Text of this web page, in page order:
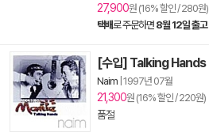
27,900원 (16% 할인 / 280원)
택배로 주문하면 8월 12일 출고
[수입] Talking Hands
Naim 1997년 07월
21,300원 (16% 할인 / 220원)
품절